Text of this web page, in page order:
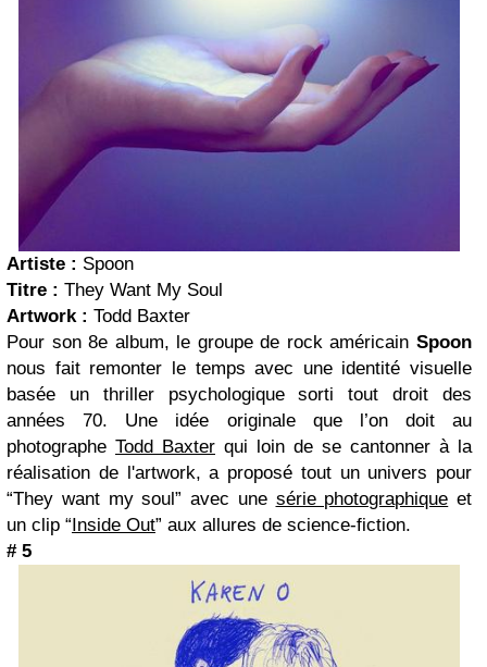
Artiste : Spoon
Titre : They Want My Soul
Artwork : Todd Baxter
Pour son 8e album, le groupe de rock américain Spoon
nous fait remonter le temps avec une identité visuelle
basée un thriller psychologique sorti tout droit des
années 70. Une idée originale que l’on doit au
photographe Todd Baxter qui loin de se cantonner à la
réalisation de l'artwork, a proposé tout un univers pour
“They want my soul” avec une série photographique et
un clip “Inside Out” aux allures de science-fiction.
# 5